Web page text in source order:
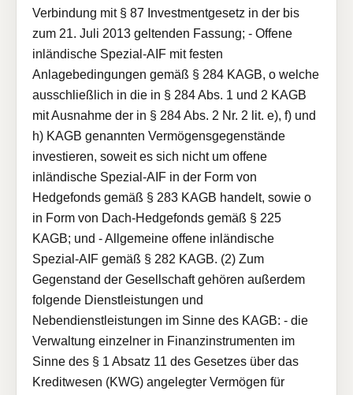
Verbindung mit § 87 Investmentgesetz in der bis
zum 21. Juli 2013 geltenden Fassung; - Offene
inländische Spezial-AIF mit festen
Anlagebedingungen gemäß § 284 KAGB, o welche
ausschließlich in die in § 284 Abs. 1 und 2 KAGB
mit Ausnahme der in § 284 Abs. 2 Nr. 2 lit. e), f) und
h) KAGB genannten Vermögensgegenstände
investieren, soweit es sich nicht um offene
inländische Spezial-AIF in der Form von
Hedgefonds gemäß § 283 KAGB handelt, sowie o
in Form von Dach-Hedgefonds gemäß § 225
KAGB; und - Allgemeine offene inländische
Spezial-AIF gemäß § 282 KAGB. (2) Zum
Gegenstand der Gesellschaft gehören außerdem
folgende Dienstleistungen und
Nebendienstleistungen im Sinne des KAGB: - die
Verwaltung einzelner in Finanzinstrumenten im
Sinne des § 1 Absatz 11 des Gesetzes über das
Kreditwesen (KWG) angelegter Vermögen für